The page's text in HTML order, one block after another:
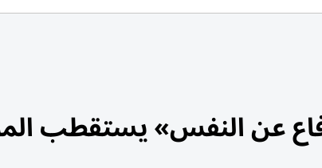
عن النفس» يستقطب